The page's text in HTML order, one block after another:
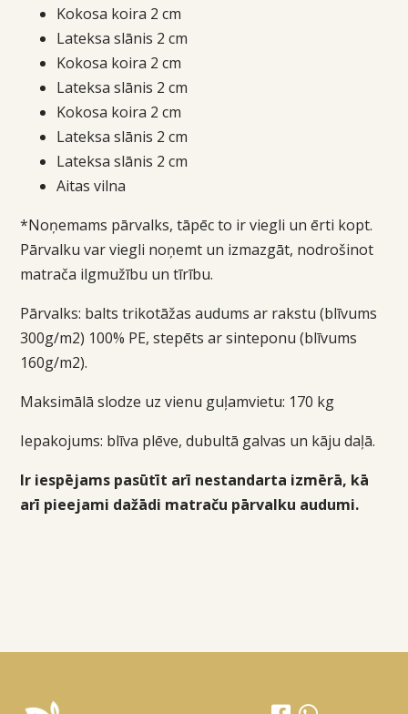
Kokosa koira 2 cm
Lateksa slānis 2 cm
Kokosa koira 2 cm
Lateksa slānis 2 cm
Kokosa koira 2 cm
Lateksa slānis 2 cm
Lateksa slānis 2 cm
Aitas vilna
*Noņemams pārvalks, tāpēc to ir viegli un ērti kopt.
Pārvalku var viegli noņemt un izmazgāt, nodrošinot
matrača ilgmužību un tīrību.
Pārvalks: balts trikotāžas audums ar rakstu (blīvums
300g/m2) 100% PE, stepēts ar sinteponu (blīvums
160g/m2).
Maksimālā slodze uz vienu guļamvietu: 170 kg
Iepakojums: blīva plēve, dubultā galvas un kāju daļā.
Ir iespējams pasūtīt arī nestandarta izmērā, kā
arī pieejami dažādi matraču pārvalku audumi.